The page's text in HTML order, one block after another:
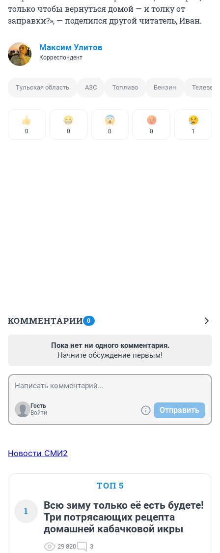
только чтобы вернуться домой — и толку от
заправки?», — поделился другой читатель, Иван.
Максим Улитов
Корреспондент
Тульская область АЗС Топливо Бензин
0 0 0 0 1
КОММЕНТАРИИ 0
Пока нет ни одного комментария.
Начните обсуждение первым!
Гость
Войти
Отправить
Новости СМИ2
ТОП 5
1
Всю зиму только её есть будете!
Три потрясающих рецепта
домашней кабачковой икры
29 820 3